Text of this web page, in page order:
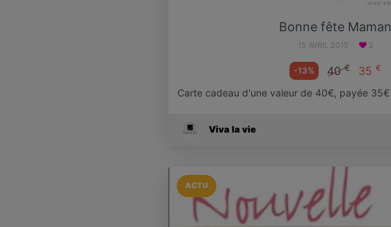
Bonne fête Maman
15 AVRIL 2015 2
-13% 40€ 35 €
Carte cadeau d'une valeur de 40€, payée 35€
Viva la vie
ACTU